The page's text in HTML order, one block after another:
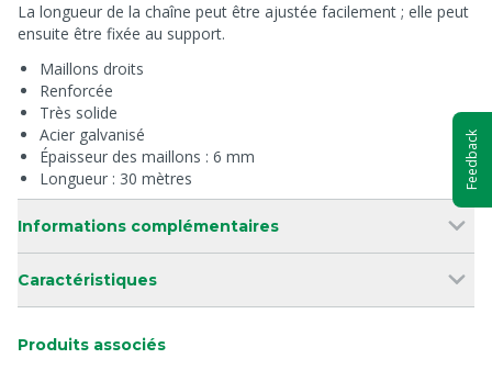
La longueur de la chaîne peut être ajustée facilement ; elle peut
ensuite être fixée au support.
Maillons droits
Renforcée
Très solide
Acier galvanisé
Épaisseur des maillons : 6 mm
Longueur : 30 mètres
Informations complémentaires
Caractéristiques
Produits associés
Feedback